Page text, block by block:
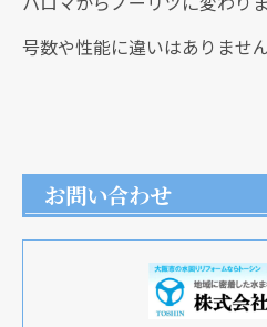
号数や性能に違いはありません
お問い合わせ